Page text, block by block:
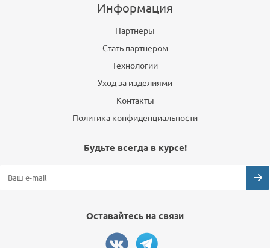
Информация
Партнеры
Стать партнером
Технологии
Уход за изделиями
Контакты
Политика конфиденциальности
Будьте всегда в курсе!
Оставайтесь на связи